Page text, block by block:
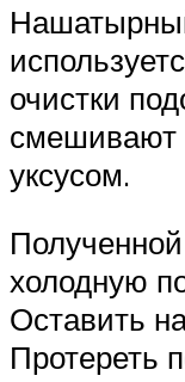
очистки
смешивают
уксусом.
холодную
Оставить
Протереть